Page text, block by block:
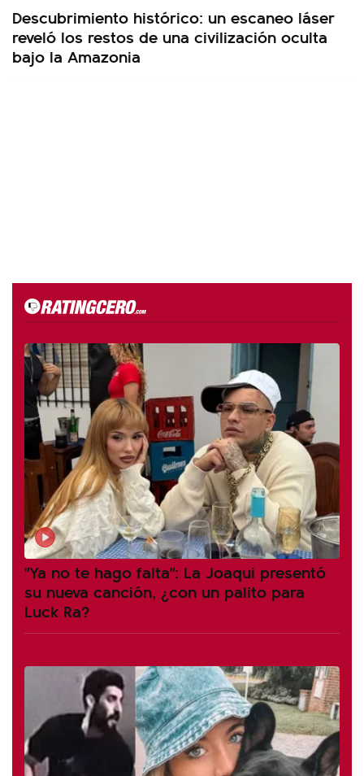
Descubrimiento histórico: un escaneo láser
reveló los restos de una civilización oculta
bajo la Amazonia
"Ya no te hago falta": La Joaqui presentó
su nueva canción, ¿con un palito para
Luck Ra?